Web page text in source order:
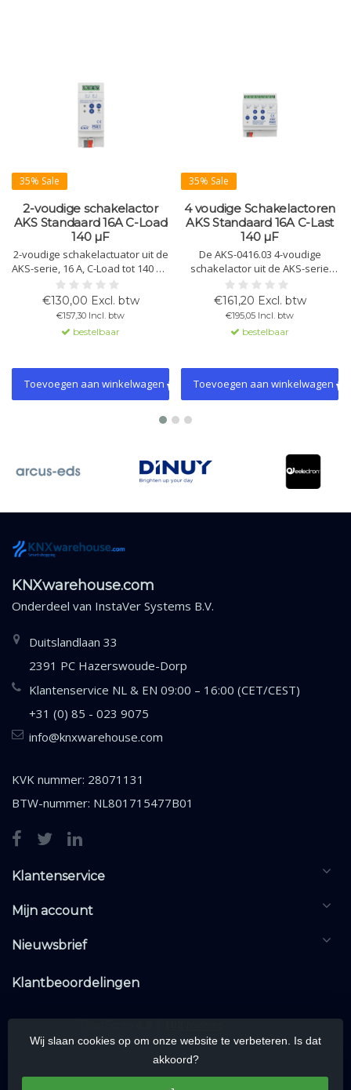
35% Sale
2-voudige schakelactor
AKS Standaard 16A C-Load
140 µF
2-voudige schakelactuator uit de
AKS-serie, 16 A, C-Load tot 140 µF.
Compact ontwerp met KNX/EIB-
besturing, uitgebreide logische
functies en statusweergave.
Beschikbaar in varianten met 2,
4, 8, 12, 16, 20 en 24 kanalen.
€130,00 Excl. btw
€157,30 Incl. btw
bestelbaar
Toevoegen aan winkelwagen
35% Sale
4 voudige Schakelactoren
AKS Standaard 16A C-Last
140 µF
De AKS-0416.03 4-voudige
schakelactor uit de AKS-serie
biedt ruimtebesparende
installatie met bistabiele relais
voor 16A en 140 µF C-load. Ideaal
voor middelgrote tot grote
belastingen. Ook beschikbaar in
uitvoeringen.
€161,20 Excl. btw
€195,05 Incl. btw
bestelbaar
Toevoegen aan winkelwagen
KNXwarehouse.com
Onderdeel van InstaVer Systems B.V.
Duitslandlaan 33
2391 PC Hazerswoude-Dorp
Klantenservice NL & EN 09:00 – 16:00 (CET/CEST)
+31 (0) 85 - 023 9075
info@knxwarehouse.com
KVK nummer: 28071131
BTW-nummer: NL801715477B01
Klantenservice
Mijn account
Nieuwsbrief
Klantbeoordelingen
Wij slaan cookies op om onze website te verbeteren. Is dat
akkoord?